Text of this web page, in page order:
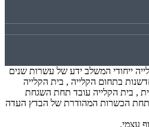
ייחודי המשלב ידע של עשרות שנים
בתחום הקלייה , בית הקלייה
, בית הקלייה עובד תחת השגחת
הכשרות המהודרת של הבדץ העדה
עצמי.